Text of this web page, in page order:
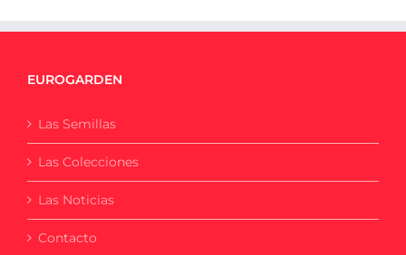
EUROGARDEN
Las Semillas
Las Colecciones
Las Noticias
Contacto